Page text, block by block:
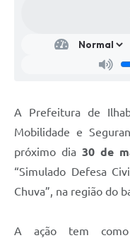
A Prefeitura de
Mobilidade e
próximo dia 30 de
“Simulado Defesa
Chuva”, na região do
A ação tem